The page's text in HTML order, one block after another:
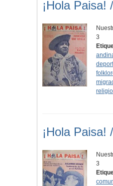
¡Hola Paisa!
3
¡Hola Paisa!
3